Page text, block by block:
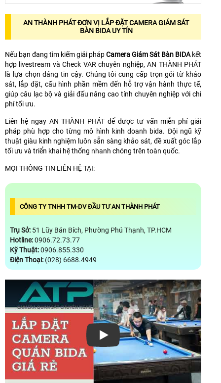
AN THÀNH PHÁT ĐƠN VỊ LẮP ĐẶT CAMERA GIÁM SÁT
BÀN BIDA UY TÍN
Nếu bạn đang tìm kiếm giải phápCamera Giám Sát Bàn BIDA kết
hợp livestream và Check VAR chuyên nghiệp, AN THÀNH PHÁT
là lựa chọn đáng tin cậy. Chúng tôi cung cấp trọn gói từ khảo
sát, lắp đặt, cấu hình phần mềm đến hỗ trợ vận hành thực tế,
giúp câu lạc bộ và giải đấu nâng cao tính chuyên nghiệp với chi
phí tối ưu.
Liên hệ ngay AN THÀNH PHÁT để được tư vấn miễn phí giải
pháp phù hợp cho từng mô hình kinh doanh bida. Đội ngũ kỹ
thuật giàu kinh nghiệm luôn sẵn sàng khảo sát, đề xuất góc lắp
tối ưu và triển khai hệ thống nhanh chóng trên toàn quốc.
MỌI THÔNG TIN LIÊN HỆ TẠI:
CÔNG TY TNHH TM-DV ĐẦU TƯ AN THÀNH PHÁT
Trụ Sở: 51 Lũy Bán Bích, Phường Phú Thạnh, TP.HCM
Hotline:0906.72.73.77
Kỹ Thuật:0906.855.330
Điện Thoại: (028) 6688.4949
Xem video